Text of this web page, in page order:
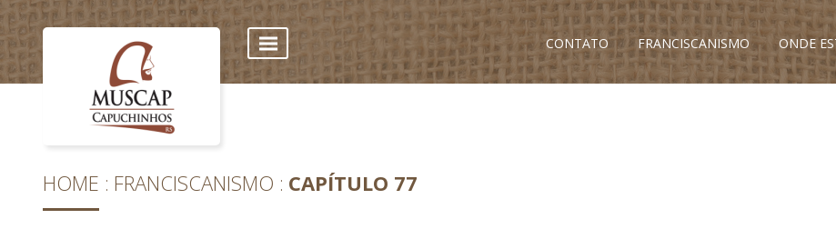
CONTATO FRANCISCANISMO ONDE
HOME FRANCISCANISMO CAPÍTULO 77